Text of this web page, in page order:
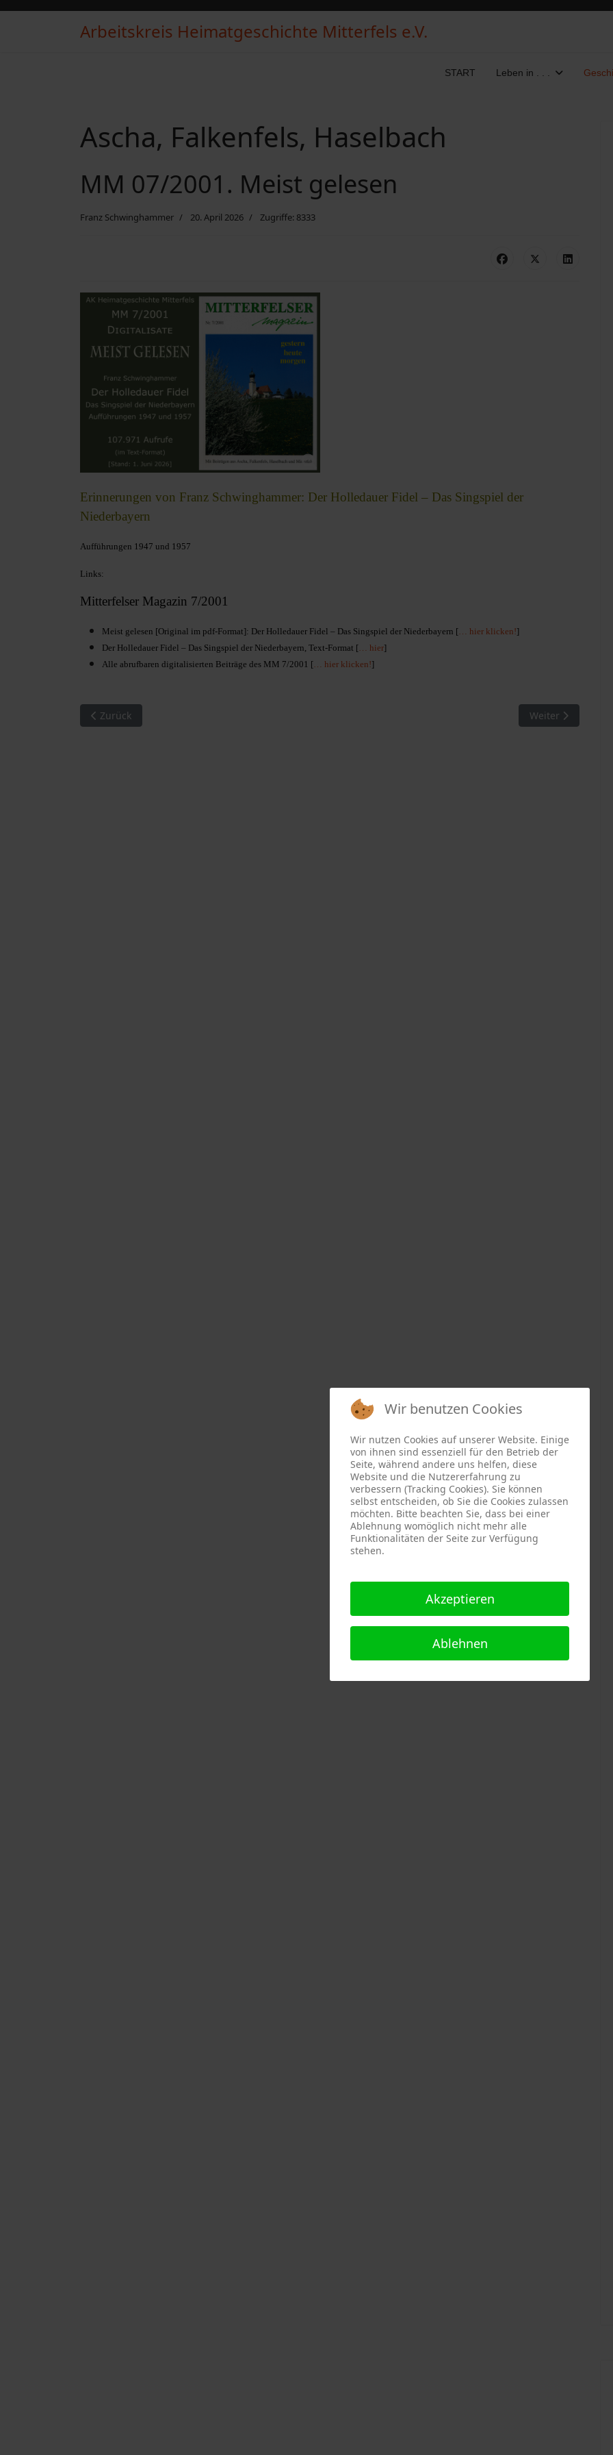
Arbeitskreis Heimatgeschichte Mitterfels e.V.
START Leben in . . .
Ascha, Falkenfels, Haselbach
MM 07/2001. Meist gelesen
Franz Schwinghammer 20. April 2026 Zugriffe: 8333
Erinnerungen von Franz Schwinghammer: Der Holledauer Fidel – Das Singspiel der
Niederbayern
Aufführungen 1947 und 1957
Links:
Mitterfelser Magazin 7/2001
Meist gelesen [Original im pdf-Format]: Der Holledauer Fidel – Das Singspiel der Niederbayern [… hier klicken!]
Der Holledauer Fidel – Das Singspiel der Niederbayern, Text-Format [… hier]
Alle abrufbaren digitalisierten Beiträge des MM 7/2001 [… hier klicken!]
Vorheriger Beitrag: MM 06/2000. Meist gelesen
Zurück Nächster
Weiter
Wir benutzen Cookies
Wir nutzen Cookies auf unserer Website. Einige
von ihnen sind essenziell für den Betrieb der
Seite, während andere uns helfen, diese
Website und die Nutzererfahrung zu
verbessern (Tracking Cookies). Sie können
selbst entscheiden, ob Sie die Cookies zulassen
möchten. Bitte beachten Sie, dass bei einer
Ablehnung womöglich nicht mehr alle
Funktionalitäten der Seite zur Verfügung
stehen.
Akzeptieren
Ablehnen